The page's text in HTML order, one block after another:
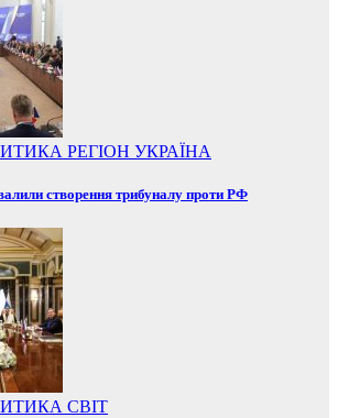
РЕГІОН УКРАЇНА
створення трибуналу проти РФ
СВІТ